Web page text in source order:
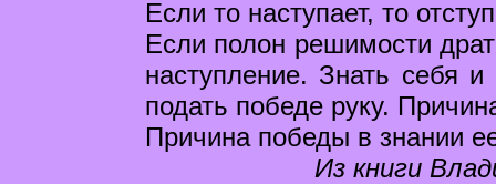
Если то наступает, то
Если полон решимости
наступление. Знать себя
подать победе руку.
Причина победы в знании
Из книги